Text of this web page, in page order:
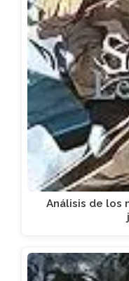
Análisis de los